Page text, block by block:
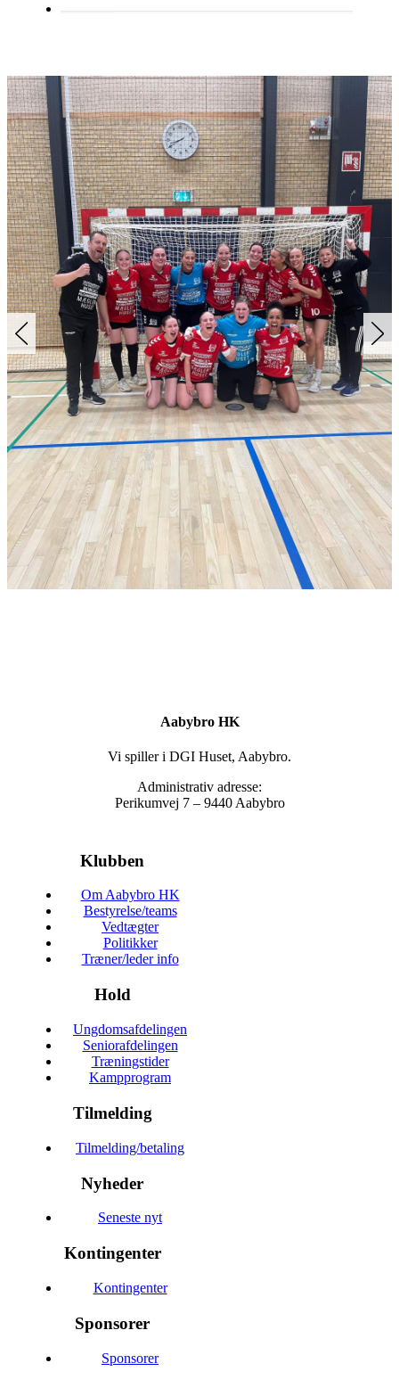
Aabybro HK
Vi spiller i DGI Huset, Aabybro.
Administrativ adresse:
Perikumvej 7 – 9440 Aabybro
Klubben
Om Aabybro HK
Bestyrelse/teams
Vedtægter
Politikker
Træner/leder info
Hold
Ungdomsafdelingen
Seniorafdelingen
Træningstider
Kampprogram
Tilmelding
Tilmelding/betaling
Nyheder
Seneste nyt
Kontingenter
Kontingenter
Sponsorer
Sponsorer